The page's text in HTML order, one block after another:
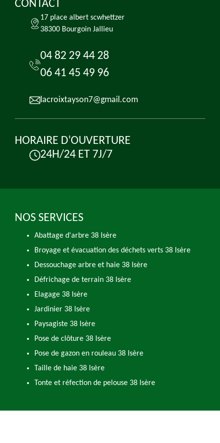
CONTACT
17 place albert scwhettzer
38300 Bourgoin Jallieu
04 82 29 44 28
06 41 45 49 96
lacroixtayson7@gmail.com
HORAIRE D'OUVERTURE
24H/24 ET 7J/7
NOS SERVICES
Abattage d'arbre 38 Isère
Broyage et évacuation des déchets verts 38 Isère
Dessouchage arbre et haie 38 Isère
Défrichage de terrain 38 Isère
Elagage 38 Isère
Jardinier 38 Isère
Paysagiste 38 Isère
Pose de clôture 38 Isère
Pose de gazon en rouleau 38 Isère
Taille de haie 38 Isère
Tonte et réfection de pelouse 38 Isère